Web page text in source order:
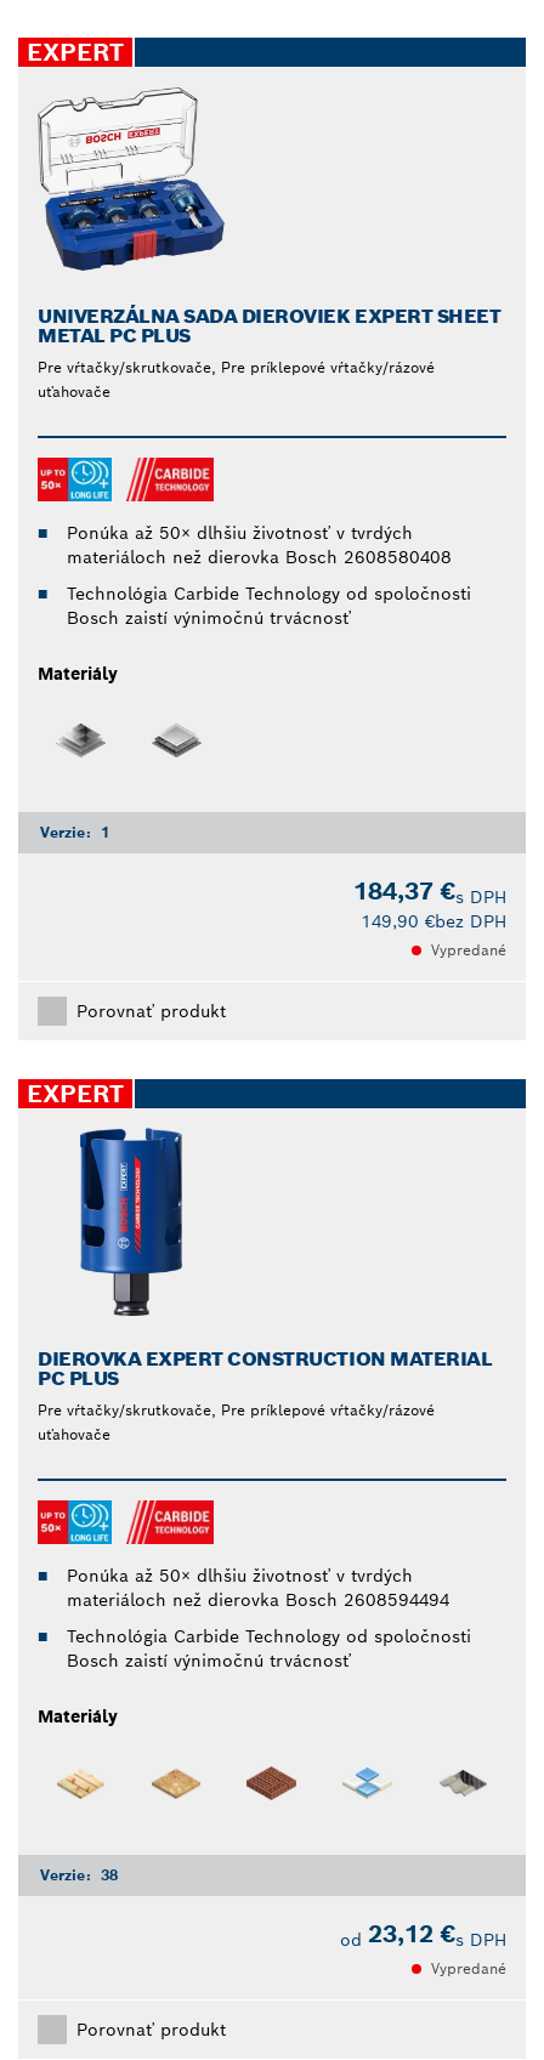
EXPERT
UNIVERZÁLNA SADA DIEROVIEK EXPERT SHEET
METAL PC PLUS
Pre vŕtačky/skrutkovače, Pre príklepové vŕtačky/rázové
uťahovače
Ponúka až 50× dlhšiu životnosť v tvrdých
materiáloch než dierovka Bosch 2608580408
Technológia Carbide Technology od spoločnosti
Bosch zaistí výnimočnú trvácnosť
Materiály
Verzie: 1
184,37 €s DPH
149,90 €bez DPH
Vypredané
Porovnať produkt
EXPERT
DIEROVKA EXPERT CONSTRUCTION MATERIAL
PC PLUS
Pre vŕtačky/skrutkovače, Pre príklepové vŕtačky/rázové
uťahovače
Ponúka až 50× dlhšiu životnosť v tvrdých
materiáloch než dierovka Bosch 2608594494
Technológia Carbide Technology od spoločnosti
Bosch zaistí výnimočnú trvácnosť
Materiály
Verzie: 38
od 23,12 €s DPH
Vypredané
Porovnať produkt